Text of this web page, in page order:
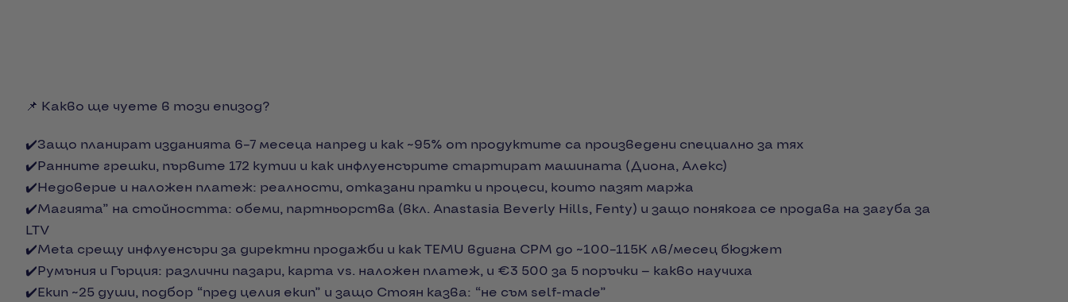
📌 Какво ще чуете в този епизод?
✔️Защо планират изданията 6–7 месеца напред и как ~95% от продуктите са произведени специално за тях
✔️Ранните грешки, първите 172 кутии и как инфлуенсърите стартират машината (Диона, Алекс)
✔️Недоверие и наложен платеж: реалности, отказани пратки и процеси, които пазят маржа
✔️Магията” на стойността: обеми, партньорства (вкл. Anastasia Beverly Hills, Fenty) и защо понякога се продава на загуба за
LTV
✔️Meta срещу инфлуенсъри за директни продажби и как TEMU вдигна CPM до ~100–115K лв/месец бюджет
✔️Румъния и Гърция: различни пазари, карта vs. наложен платеж, и €3 500 за 5 поръчки — какво научиха
✔️Екип ~25 души, подбор “пред целия екип” и защо Стоян казва: “не съм self-made”